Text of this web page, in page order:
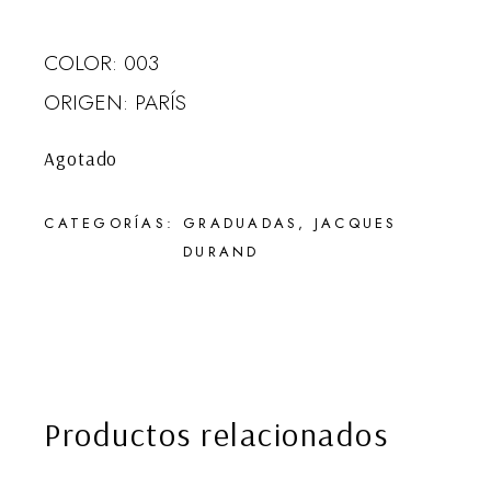
COLOR: 003
ORIGEN: PARÍS
Agotado
CATEGORÍAS: GRADUADAS , JACQUES
DURAND
Productos relacionados